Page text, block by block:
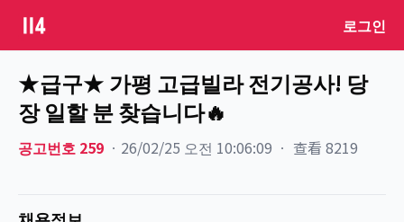
로그인
★급구★ 가평 고급빌라 전기공사! 당
장 일할 분 찾습니다🔥
공고번호 259 ㆍ 26/02/25 오전 10:06:09 ㆍ 查看 8219